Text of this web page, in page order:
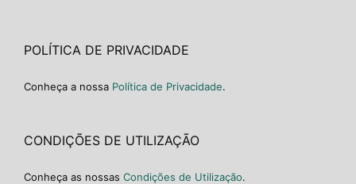
POLÍTICA DE PRIVACIDADE
Conheça a nossa Política de Privacidade.
CONDIÇÕES DE UTILIZAÇÃO
Conheça as nossas Condições de Utilização.